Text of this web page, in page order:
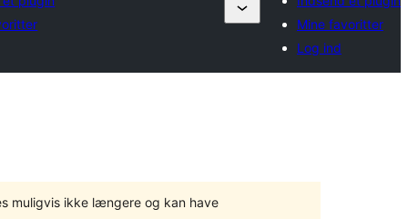
Mine favoritter
Log ind
muligvis ikke længere og kan have